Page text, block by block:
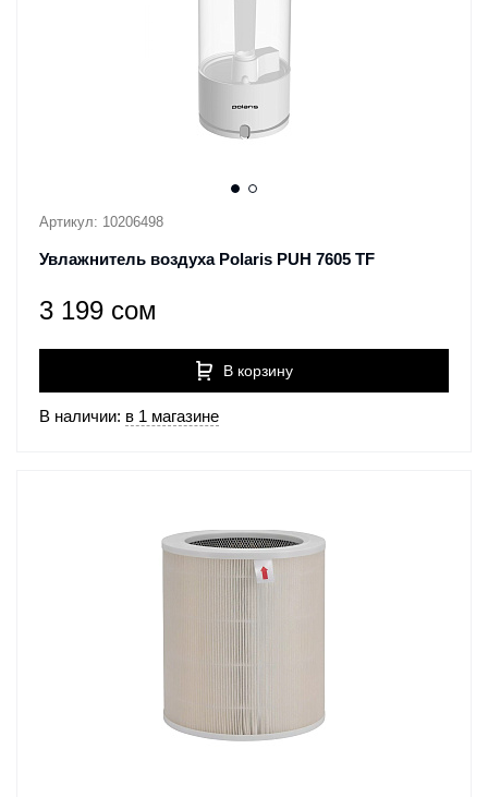
Артикул: 10206498
Увлажнитель воздуха Polaris PUH 7605 TF
3 199 сом
В корзину
В наличии: в 1 магазине